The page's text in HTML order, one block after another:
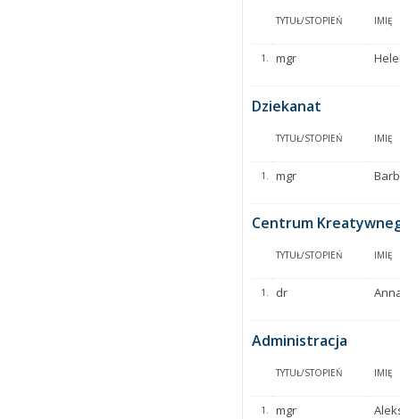
TYTUŁ/STOPIEŃ IMIĘ
1. mgr
Dziekanat
TYTUŁ/STOPIEŃ IMIĘ
1. mgr
Centrum
TYTUŁ/STOPIEŃ IMIĘ
1. dr
Administracja
TYTUŁ/STOPIEŃ IMIĘ
1. mgr